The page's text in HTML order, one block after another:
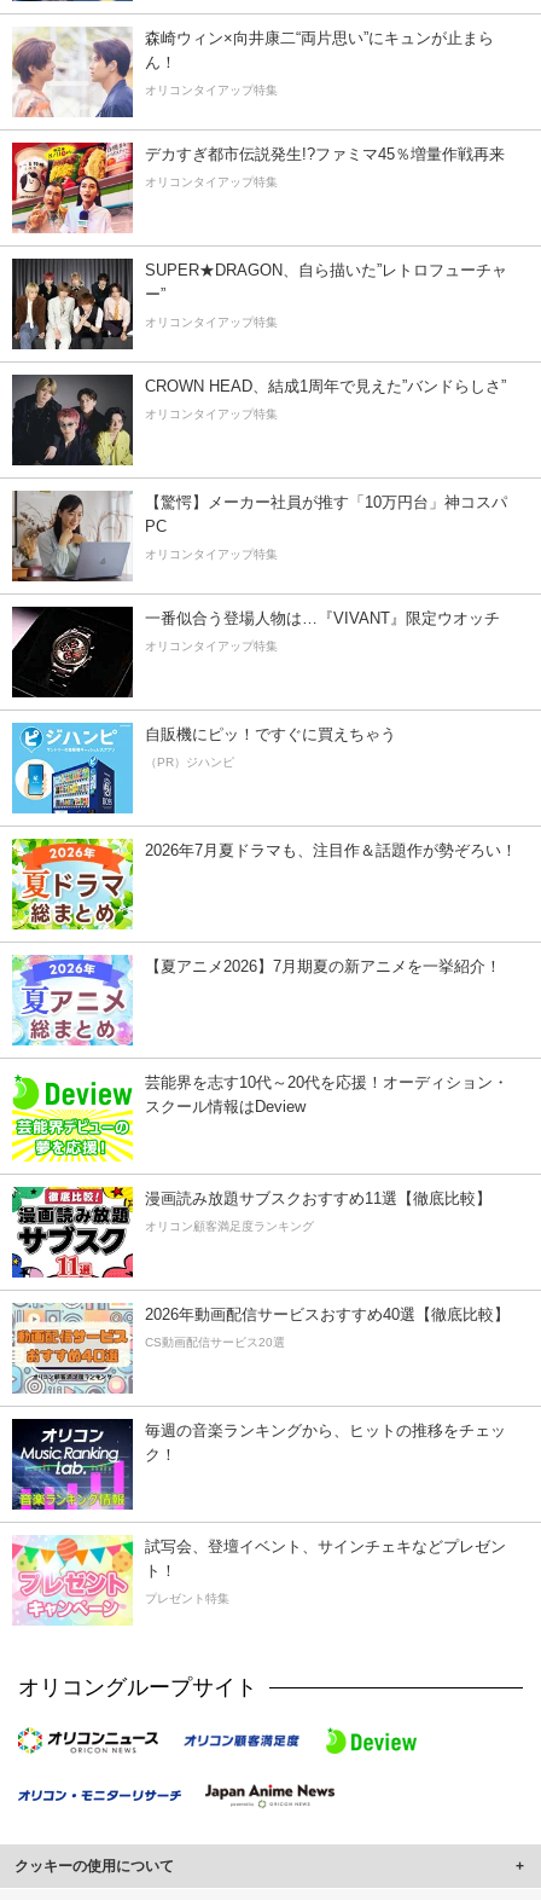
森崎ウィン×向井康二“両片思い”にキュンが止まら
ん！
オリコンタイアップ特集
デカすぎ都市伝説発生!?ファミマ45％増量作戦再来
オリコンタイアップ特集
SUPER★DRAGON、自ら描いた”レトロフューチャ
ー”
オリコンタイアップ特集
CROWN HEAD、結成1周年で見えた”バンドらしさ”
オリコンタイアップ特集
【驚愕】メーカー社員が推す「10万円台」神コスパ
PC
オリコンタイアップ特集
一番似合う登場人物は…『VIVANT』限定ウオッチ
オリコンタイアップ特集
自販機にピッ！ですぐに買えちゃう
（PR）ジハンピ
2026年7月夏ドラマも、注目作＆話題作が勢ぞろい！
【夏アニメ2026】7月期夏の新アニメを一挙紹介！
芸能界を志す10代～20代を応援！オーディション・
スクール情報はDeview
漫画読み放題サブスクおすすめ11選【徹底比較】
オリコン顧客満足度ランキング
2026年動画配信サービスおすすめ40選【徹底比較】
CS動画配信サービス20選
毎週の音楽ランキングから、ヒットの推移をチェッ
ク！
試写会、登壇イベント、サインチェキなどプレゼン
ト！
プレゼント特集
オリコングループサイト
クッキーの使用について